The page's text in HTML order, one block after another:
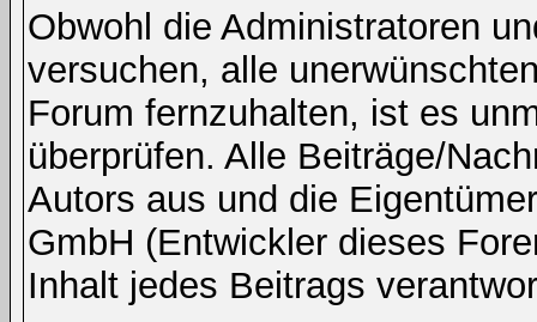
Obwohl die Administratoren
versuchen, alle
Forum fernzuhalten, ist es
überprüfen. Alle Beiträge/
Autors aus und die
GmbH (Entwickler dieses
Inhalt jedes Beitrags